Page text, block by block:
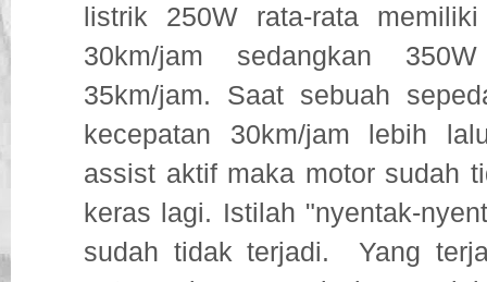
listrik 250W rata-rata
30km/jam sedangkan
35km/jam. Saat sebuah
kecepatan 30km/jam lebih
assist aktif maka motor sudah
keras lagi. Istilah "nyentak-
sudah tidak terjadi.
Yang